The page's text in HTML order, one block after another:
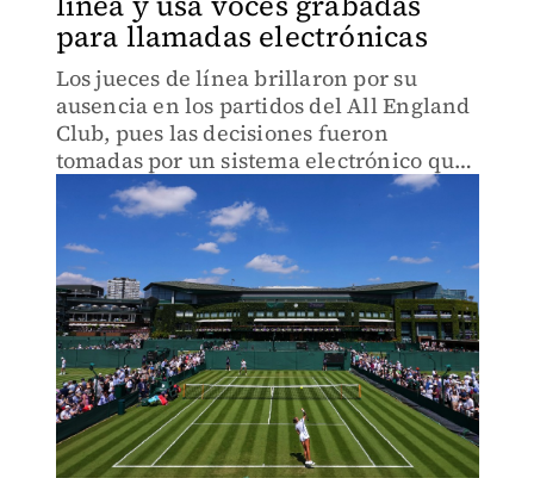
para llamadas electrónicas
Los jueces de línea brillaron por su
ausencia en los partidos del All England
Club, pues las decisiones fueron
tomadas por un sistema electrónico que
utiliza voces grabadas para anunciar
cuando un tiro cae fuera.